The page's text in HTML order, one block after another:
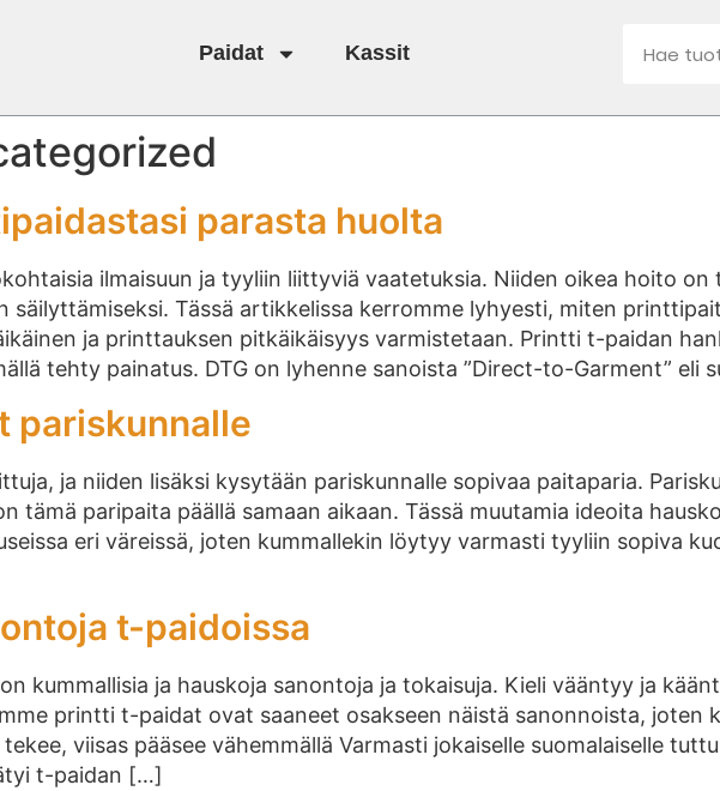
Paidat Kassit
parasta huolta
ilmaisuun ja tyyliin liittyviä vaatetuksia. Niiden oikea hoito on
säilyttämiseksi. Tässä artikkelissa kerromme lyhyesti, miten
ja printtauksen pitkäikäisyys varmistetaan. Printti t-paidan
tehty painatus. DTG on lyhenne sanoista ”Direct-to-Garment” eli
pariskunnalle
ja niiden lisäksi kysytään pariskunnalle sopivaa paitaparia.
tämä paripaita päällä samaan aikaan. Tässä muutamia ideoita
eri väreissä, joten kummallekin löytyy varmasti tyyliin sopiva
t-paidoissa
kummallisia ja hauskoja sanontoja ja tokaisuja. Kieli vääntyy ja
printti t-paidat ovat saaneet osakseen näistä sanonnoista,
viisas pääsee vähemmällä Varmasti jokaiselle suomalaiselle
t-paidan […]